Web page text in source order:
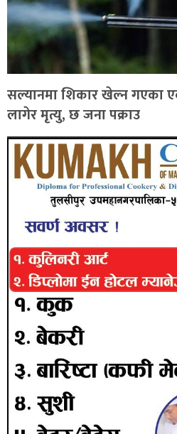
सल्यानमा शिकार खेल्न गएका
लागेर मृत्यु, छ जना पक्राउ